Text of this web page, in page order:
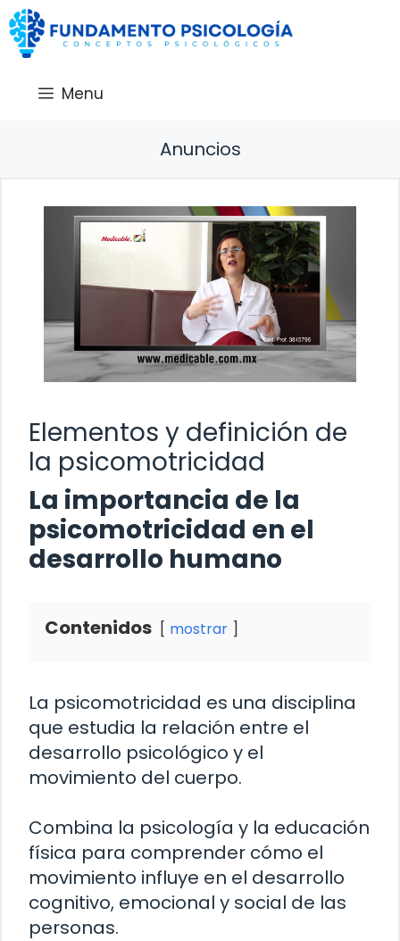
Saltar
al
contenido
Menu
Anuncios
Elementos y definición de
la psicomotricidad
La importancia de la
psicomotricidad en el
desarrollo humano
Contenidos mostrar
La psicomotricidad es una disciplina
que estudia la relación entre el
desarrollo psicológico y el
movimiento del cuerpo.
Combina la psicología y la educación
física para comprender cómo el
movimiento influye en el desarrollo
cognitivo, emocional y social de las
personas.